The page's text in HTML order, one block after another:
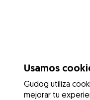
Usamos
Gudog utiliza
mejorar tu